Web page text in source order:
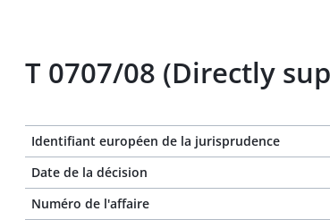
T 0707/08 (Directly
Identifiant européen de la jurisprudence
Date de la décision
Numéro de l'affaire